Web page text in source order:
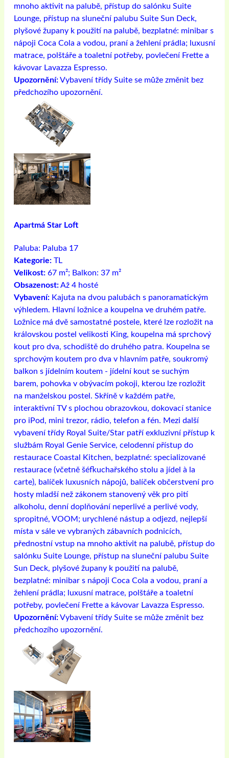
mnoho aktivit na palubě, přístup do salónku Suite
Lounge, přístup na sluneční palubu Suite Sun Deck,
plyšové župany k použití na palubě, bezplatné: minibar s
nápoji Coca Cola a vodou, praní a žehlení prádla; luxusní
matrace, polštáře a toaletní potřeby, povlečení Frette a
kávovar Lavazza Espresso.
Upozornění:Vybavení třídy Suite se může změnit bez
předchozího upozornění.
Apartmá Star Loft
Paluba: Paluba 17
Kategorie: TL
Velikost: 67 m²; Balkon: 37 m²
Obsazenost:Až 4 hosté
Vybavení: Kajuta na dvou palubách s panoramatickým
výhledem. Hlavní ložnice a koupelna ve druhém patře.
Ložnice má dvě samostatné postele, které lze rozložit na
královskou postel velikosti King, koupelna má sprchový
kout pro dva, schodiště do druhého patra. Koupelna se
sprchovým koutem pro dva v hlavním patře, soukromý
balkon s jídelním koutem - jídelní kout se suchým
barem, pohovka v obývacím pokoji, kterou lze rozložit
na manželskou postel. Skříně v každém patře,
interaktivní TV s plochou obrazovkou, dokovací stanice
pro iPod, mini trezor, rádio, telefon a fén. Mezi další
vybavení třídy Royal Suite/Star patří exkluzivní přístup k
službám Royal Genie Service, celodenní přístup do
restaurace Coastal Kitchen, bezplatné: specializované
restaurace (včetně šéfkuchařského stolu a jídel à la
carte), balíček luxusních nápojů, balíček občerstvení pro
hosty mladší než zákonem stanovený věk pro pití
alkoholu, denní doplňování neperlivé a perlivé vody,
spropitné, VOOM; urychlené nástup a odjezd, nejlepší
místa v sále ve vybraných zábavních podnicích,
přednostní vstup na mnoho aktivit na palubě, přístup do
salónku Suite Lounge, přístup na sluneční palubu Suite
Sun Deck, plyšové župany k použití na palubě,
bezplatné: minibar s nápoji Coca Cola a vodou, praní a
žehlení prádla; luxusní matrace, polštáře a toaletní
potřeby, povlečení Frette a kávovar Lavazza Espresso.
Upozornění:Vybavení třídy Suite se může změnit bez
předchozího upozornění.